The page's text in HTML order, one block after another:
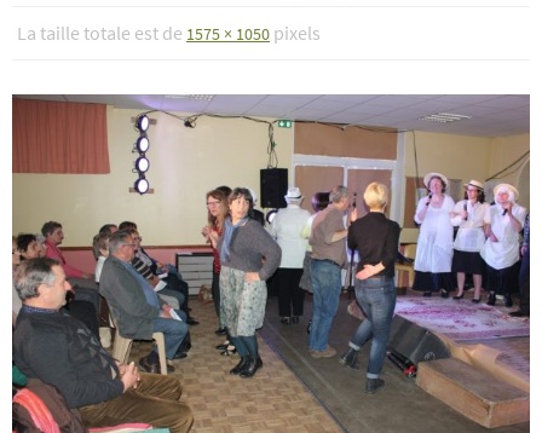
La taille totale est de 1575 × 1050 pixels